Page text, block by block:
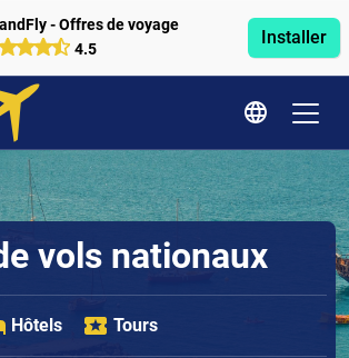
- Offres de voyage
4.5
Installer
vols nationaux
Hôtels Tours